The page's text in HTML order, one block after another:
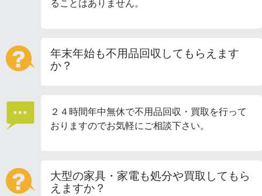
ることはありません。
年末年始も不用品回収してもらえます
か？
２４時間年中無休で不用品回収・買取を行って
おりますのでお気軽にご相談下さい。
大型の家具・家電も処分や買取してもら
えますか？